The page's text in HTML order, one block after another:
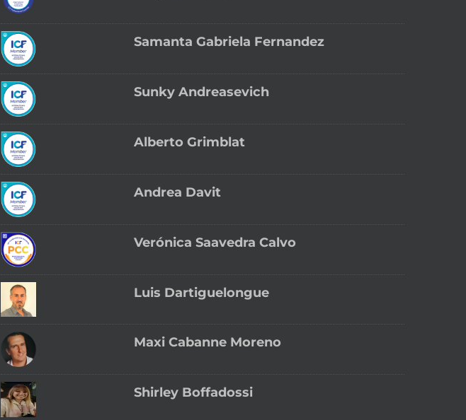
Samanta Gabriela Fernandez
Sunky Andreasevich
Alberto Grimblat
Andrea Davit
Verónica Saavedra Calvo
Luis Dartiguelongue
Maxi Cabanne Moreno
Shirley Boffadossi